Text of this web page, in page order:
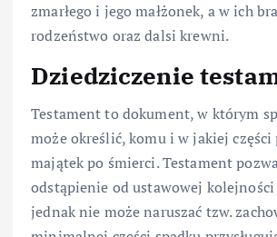
zmarłego i jego małżonek, a w ich
rodzeństwo oraz dalsi krewni.
Dziedziczenie
Testament to dokument, w którym
może określić, komu i w jakiej części
majątek po śmierci. Testament
odstąpienie od ustawowej
jednak nie może naruszać tzw.